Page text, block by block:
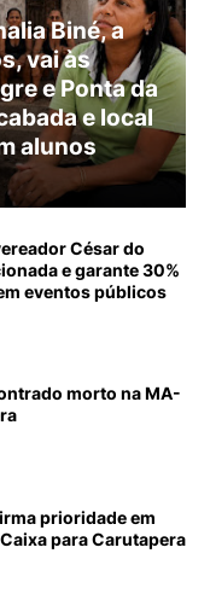
Biné, a
vai às
e Ponta da
e local
alunos
César do
e garante 30%
eventos públicos
morto na MA-
prioridade em
para Carutapera